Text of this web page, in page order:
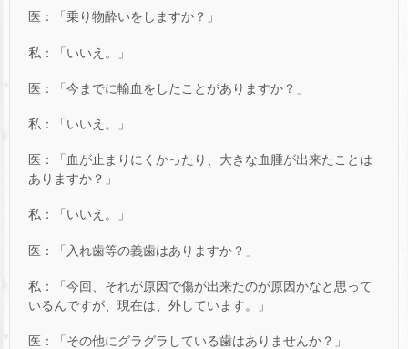
医：「乗り物酔いをしますか？」
私：「いいえ。」
医：「今までに輸血をしたことがありますか？」
私：「いいえ。」
医：「血が止まりにくかったり、大きな血腫が出来たことは
ありますか？」
私：「いいえ。」
医：「入れ歯等の義歯はありますか？」
私：「今回、それが原因で傷が出来たのが原因かなと思って
いるんですが、現在は、外しています。」
医：「その他にグラグラしている歯はありませんか？」